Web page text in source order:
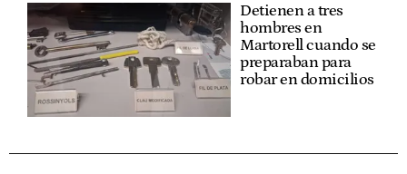
Detienen a tres
hombres en
Martorell cuando se
preparaban para
robar en domicilios